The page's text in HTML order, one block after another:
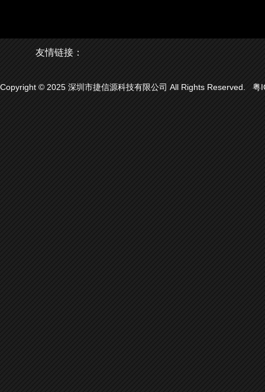
友情链接：
Copyright © 2025 深圳市捷信源科技有限公司 All Rights Reserved. 粤